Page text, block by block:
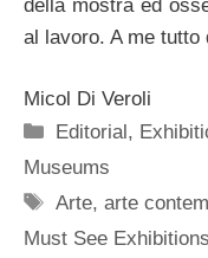
della mostra ed
al lavoro. A me tutto
Micol Di Veroli
Categorie
Editorial,
Museums
Tag
Arte,arte
Must See Exhibitions